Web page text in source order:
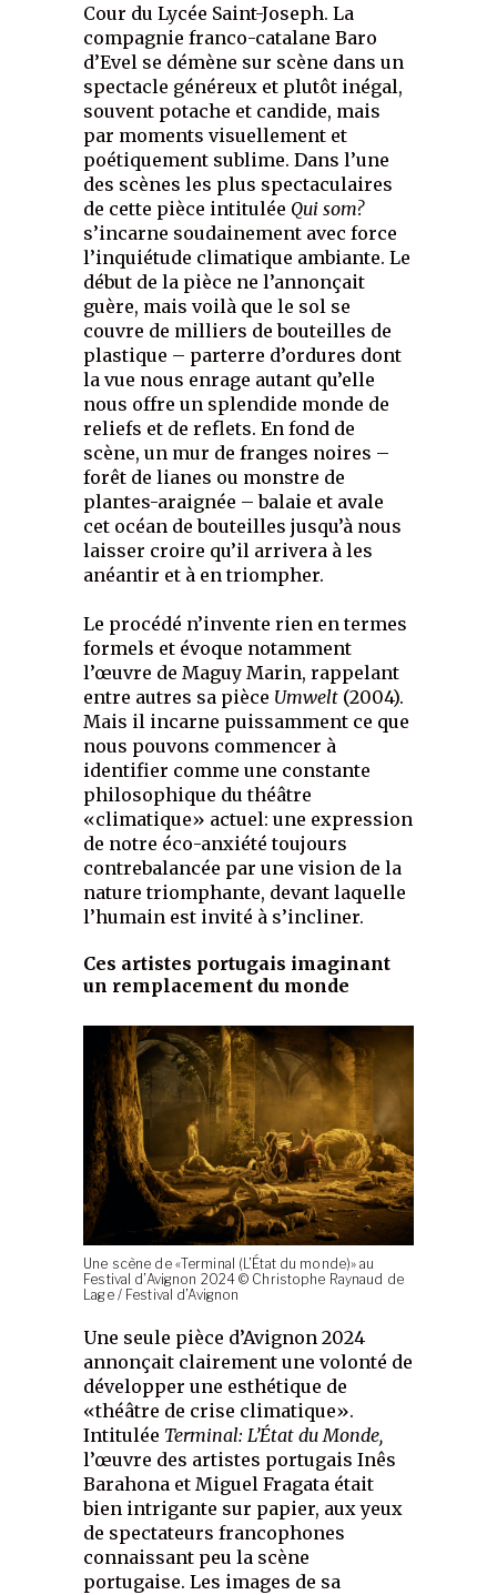
Cour du Lycée Saint-Joseph. La
compagnie franco-catalane Baro
d’Evel se démène sur scène dans un
spectacle généreux et plutôt inégal,
souvent potache et candide, mais
par moments visuellement et
poétiquement sublime. Dans l’une
des scènes les plus spectaculaires
de cette pièce intitulée Qui som?
s’incarne soudainement avec force
l’inquiétude climatique ambiante. Le
début de la pièce ne l’annonçait
guère, mais voilà que le sol se
couvre de milliers de bouteilles de
plastique – parterre d’ordures dont
la vue nous enrage autant qu’elle
nous offre un splendide monde de
reliefs et de reflets. En fond de
scène, un mur de franges noires –
forêt de lianes ou monstre de
plantes-araignée – balaie et avale
cet océan de bouteilles jusqu’à nous
laisser croire qu’il arrivera à les
anéantir et à en triompher.
Le procédé n’invente rien en termes
formels et évoque notamment
l’œuvre de Maguy Marin, rappelant
entre autres sa pièce Umwelt (2004).
Mais il incarne puissamment ce que
nous pouvons commencer à
identifier comme une constante
philosophique du théâtre
«climatique» actuel: une expression
de notre éco-anxiété toujours
contrebalancée par une vision de la
nature triomphante, devant laquelle
l’humain est invité à s’incliner.
Ces artistes portugais imaginant
un remplacement du monde
Une scène de «Terminal (L’État du monde)» au
Festival d’Avignon 2024 © Christophe Raynaud de
Lage / Festival d’Avignon
Une seule pièce d’Avignon 2024
annonçait clairement une volonté de
développer une esthétique de
«théâtre de crise climatique».
Intitulée Terminal: L’État du Monde,
l’œuvre des artistes portugais Inês
Barahona et Miguel Fragata était
bien intrigante sur papier, aux yeux
de spectateurs francophones
connaissant peu la scène
portugaise. Les images de sa